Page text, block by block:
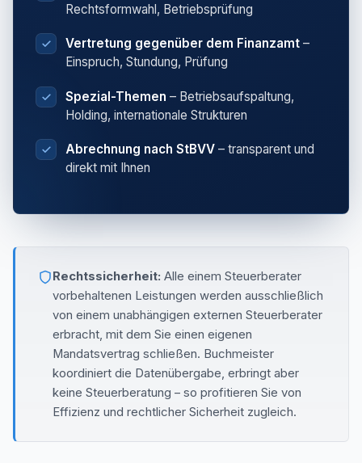
Rechtsformwahl, Betriebsprüfung
Vertretung gegenüber dem Finanzamt –
Einspruch, Stundung, Prüfung
Spezial-Themen – Betriebsaufspaltung,
Holding, internationale Strukturen
Abrechnung nach StBVV – transparent und
direkt mit Ihnen
Rechtssicherheit: Alle einem Steuerberater
vorbehaltenen Leistungen werden ausschließlich
von einem unabhängigen externen Steuerberater
erbracht, mit dem Sie einen eigenen
Mandatsvertrag schließen. Buchmeister
koordiniert die Datenübergabe, erbringt aber
keine Steuerberatung – so profitieren Sie von
Effizienz und rechtlicher Sicherheit zugleich.